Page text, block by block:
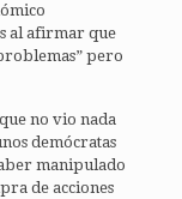
al afirmar que
pero
no vio nada
demócratas
manipulado
de acciones